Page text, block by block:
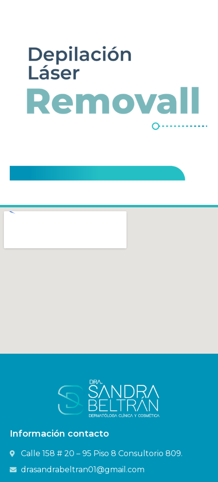
Información contacto
Calle 158 # 20 – 95 Piso 8 Consultorio 809.
drasandrabeltran01@gmail.com